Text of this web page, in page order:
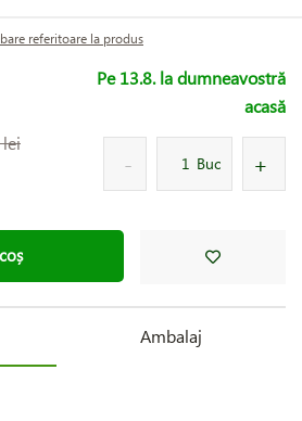
referitoare la produs
Pe 13.8. la dumneavostră
acasă
Buc
Ambalaj